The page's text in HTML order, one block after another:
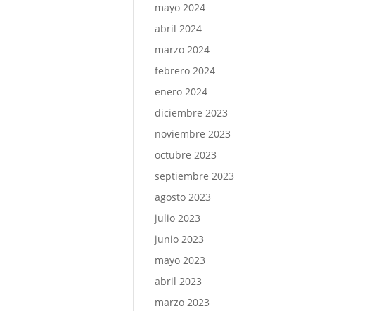
mayo 2024
abril 2024
marzo 2024
febrero 2024
enero 2024
diciembre 2023
noviembre 2023
octubre 2023
septiembre 2023
agosto 2023
julio 2023
junio 2023
mayo 2023
abril 2023
marzo 2023